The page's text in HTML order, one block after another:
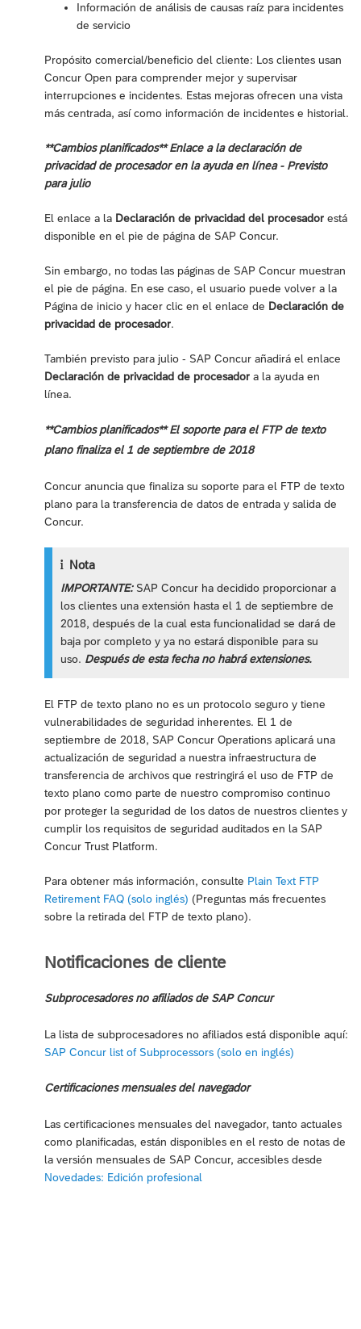
Información de análisis de causas raíz para incidentes
de servicio
Propósito comercial/beneficio del cliente: Los clientes usan
Concur Open para comprender mejor y supervisar
interrupciones e incidentes. Estas mejoras ofrecen una vista
más centrada, así como información de incidentes e historial.
**Cambios planificados** Enlace a la declaración de
privacidad de procesador en la ayuda en línea - Previsto
para julio
El enlace a la Declaración de privacidad del procesador está
disponible en el pie de página de SAP Concur.
Sin embargo, no todas las páginas de SAP Concur muestran
el pie de página. En ese caso, el usuario puede volver a la
Página de inicio y hacer clic en el enlace de Declaración de
privacidad de procesador.
También previsto para julio - SAP Concur añadirá el enlace
Declaración de privacidad de procesador a la ayuda en
línea.
**Cambios planificados** El soporte para el FTP de texto
plano finaliza el 1 de septiembre de 2018
Concur anuncia que finaliza su soporte para el FTP de texto
plano para la transferencia de datos de entrada y salida de
Concur.
Nota
IMPORTANTE:SAP Concur ha decidido proporcionar a
los clientes una extensión hasta el 1 de septiembre de
2018, después de la cual esta funcionalidad se dará de
baja por completo y ya no estará disponible para su
uso. Después de esta fecha no habrá extensiones.
El FTP de texto plano no es un protocolo seguro y tiene
vulnerabilidades de seguridad inherentes. El 1 de
septiembre de 2018, SAP Concur Operations aplicará una
actualización de seguridad a nuestra infraestructura de
transferencia de archivos que restringirá el uso de FTP de
texto plano como parte de nuestro compromiso continuo
por proteger la seguridad de los datos de nuestros clientes y
cumplir los requisitos de seguridad auditados en la SAP
Concur Trust Platform.
Para obtener más información, consulte Plain Text FTP
Retirement FAQ (solo inglés) (Preguntas más frecuentes
sobre la retirada del FTP de texto plano).
Notificaciones de cliente
Subprocesadores no afiliados de SAP Concur
La lista de subprocesadores no afiliados está disponible aquí:
SAP Concur list of Subprocessors (solo en inglés)
Certificaciones mensuales del navegador
Las certificaciones mensuales del navegador, tanto actuales
como planificadas, están disponibles en el resto de notas de
la versión mensuales de SAP Concur, accesibles desde
Novedades: Edición profesional